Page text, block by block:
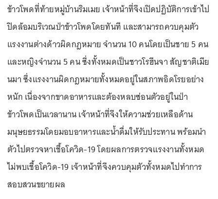
ข้าวโพดที่ท้ายหมู่บ้านริมเมย เจ้าหน้าที่จึงเปิดปฏิบัติการเข้าไป
ปิดล้อมบริเวณป่าข้าวโพดโดยทันที และสามารถควบคุมตัว
แรงงานต่างด้าวผิดกฎหมาย จำนวน 10 คนโดยเป็นชาย 5 คน
และหญิงจำนวน 5 คน ซึ่งทั้งหมดเป็นชาวโรฮีนจา สัญชาติเมีย
นมา ซึ่งแรงงานผิดกฎหมายทั้งหมดอยู่ในสภาพอิดโรยอย่าง
หนัก เนื่องจากขาดอาหารและต้องหลบซ่อนตัวอยู่ในป่า
ข้าวโพดเป็นเวลานาน เจ้าหน้าที่จึงให้ความช่วยเหลือด้าน
มนุษยธรรมโดยมอบอาหารและน้ำดื่มให้รับประทาน พร้อมนำ
ตัวไปตรวจหาเชื้อโควิด-19 โดยผลการตรวจแรงงานทั้งหมด
ไม่พบเชื้อโควิด-19 เจ้าหน้าที่จึงควบคุมตัวทั้งหมดไปทำการ
สอบสวนขยายผล